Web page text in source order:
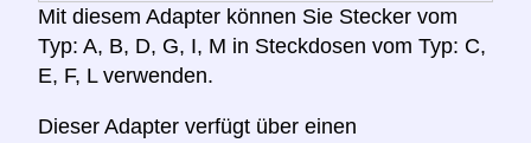
Mit diesem Adapter können Sie Stecker vom
Typ: A, B, D, G, I, M in Steckdosen vom Typ: C,
E, F, L verwenden.
Dieser Adapter verfügt über einen